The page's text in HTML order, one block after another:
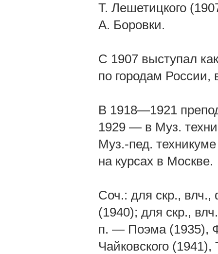
Т. Лешетицкого
А. Боровки.
С 1907 выступал
по городам
В 1918—1921
1929 — в Муз.
Муз.-пед.
на курсах в Москве.
Соч.: для скр.,
(1940); для скр.,
п. — Поэма (1935),
Чайковского